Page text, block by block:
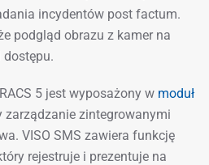
incydentów post factum.
podgląd obrazu z kamer na
5 jest wyposażony w moduł
zarządzanie zintegrowanymi
VISO SMS zawiera funkcję
rejestruje i prezentuje na